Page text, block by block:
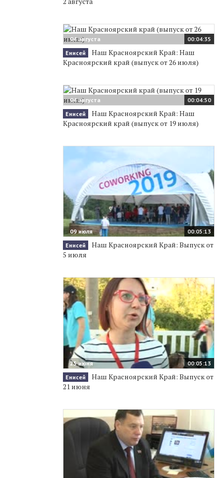
00:04:35
04 августа
Енисей
Наш Красноярский Край: Наш
Красноярский край (выпуск от 26 июля)
00:04:50
04 августа
Енисей
Наш Красноярский Край: Наш
Красноярский край (выпуск от 19 июля)
00:05:13
09 июля
Енисей
Наш Красноярский Край: Выпуск от
5 июля
00:05:13
25 июня
Енисей
Наш Красноярский Край: Выпуск от
21 июня